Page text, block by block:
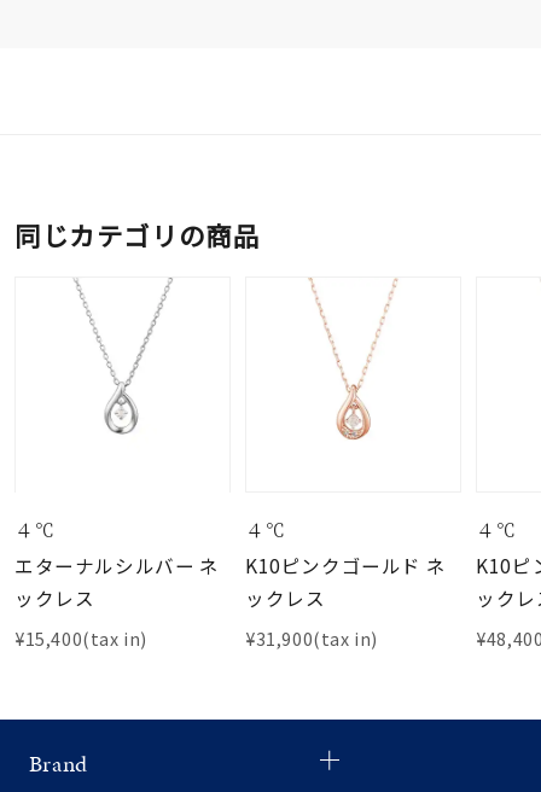
同じカテゴリの商品
４℃
エターナルシルバー ネ
ックレス
¥15,400(tax in)
４℃
K10ピンクゴールド ネ
ックレス
¥31,900(tax in)
４℃
K10ピ
ック
Brand